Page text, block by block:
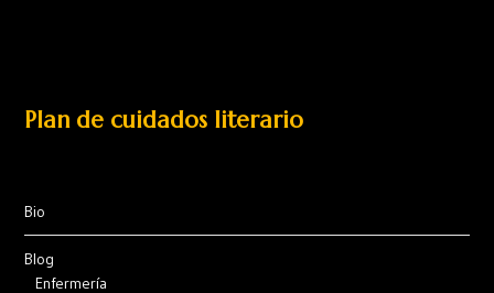
Plan de cuidados literario
Bio
Blog
Enfermería